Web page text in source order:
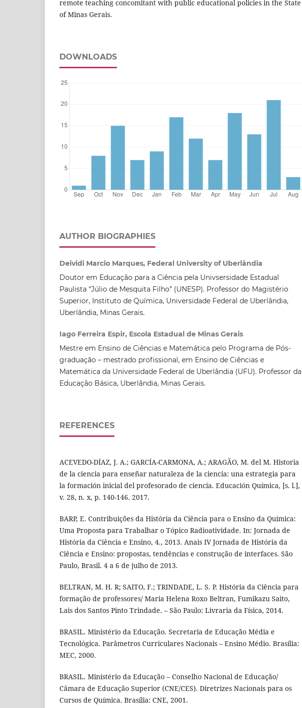
remote teaching concomitant with public educational policies in the State
of Minas Gerais.
DOWNLOADS
AUTHOR BIOGRAPHIES
Deividi Marcio Marques, Federal University of Uberlândia
Doutor em Educação para a Ciência pela Univsersidade Estadual
Paulista “Júlio de Mesquita Filho” (UNESP). Professor do Magistério
Superior, Instituto de Química, Universidade Federal de Uberlândia,
Uberlândia, Minas Gerais.
Iago Ferreira Espir, Escola Estadual de Minas Gerais
Mestre em Ensino de Ciências e Matemática pelo Programa de Pós-
graduação – mestrado profissional, em Ensino de Ciências e
Matemática da Universidade Federal de Uberlândia (UFU). Professor da
Educação Básica, Uberlândia, Minas Gerais.
REFERENCES
ACEVEDO-DÍAZ, J. A.; GARCÍA-CARMONA, A.; ARAGÃO, M. del M. Historia
de la ciencia para enseñar naturaleza de la ciencia: una estrategia para
la formación inicial del profesorado de ciencia. Educación Química, [s. l.],
v. 28, n. x, p. 140-146. 2017.
BARP, E. Contribuições da História da Ciência para o Ensino da Química:
Uma Proposta para Trabalhar o Tópico Radioatividade. In: Jornada de
História da Ciência e Ensino, 4., 2013. Anais IV Jornada de História da
Ciência e Ensino: propostas, tendências e construção de interfaces. São
Paulo, Brasil. 4 a 6 de julho de 2013.
BELTRAN, M. H. R; SAITO, F.; TRINDADE, L. S. P. História da Ciência para
formação de professores/ Maria Helena Roxo Beltran, Fumikazu Saito,
Lais dos Santos Pinto Trindade. – São Paulo: Livraria da Física, 2014.
BRASIL. Ministério da Educação. Secretaria de Educação Média e
Tecnológica. Parâmetros Curriculares Nacionais – Ensino Médio. Brasília:
MEC, 2000.
BRASIL. Ministério da Educação – Conselho Nacional de Educação/
Câmara de Educação Superior (CNE/CES). Diretrizes Nacionais para os
Cursos de Química. Brasília: CNE, 2001.